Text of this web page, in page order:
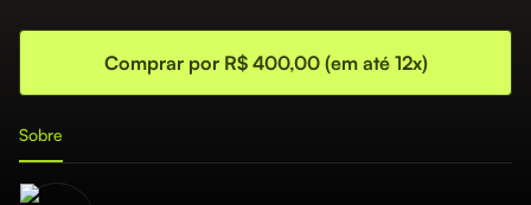
Comprar por R$ 400,00 (em até 12x)
Sobre